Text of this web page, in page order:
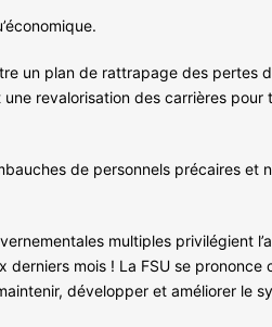
un plan de rattrapage des pertes
revalorisation des carrières
de personnels précaires et
multiples privilégient
mois ! La FSU se
développer et améliorer le